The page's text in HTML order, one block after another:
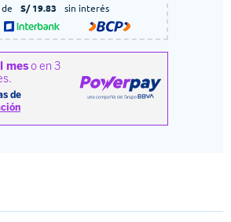
de S/ 19.83 sin interés